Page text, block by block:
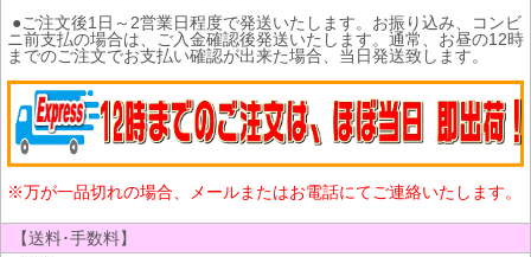
●ご注文後1日～2営業日程度で発送いたします。お振り込み、コンビ
ニ前支払の場合は、ご入金確認後発送いたします。通常、お昼の12時
までのご注文でお支払い確認が出来た場合、当日発送致します。
※万が一品切れの場合、メールまたはお電話にてご連絡いたします。
【送料･手数料】